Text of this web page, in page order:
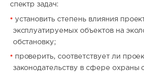
спектр задач:
установить степень влияния
эксплуатируемых объектов на
обстановку;
проверить, соответствует ли
законодательству в сфере